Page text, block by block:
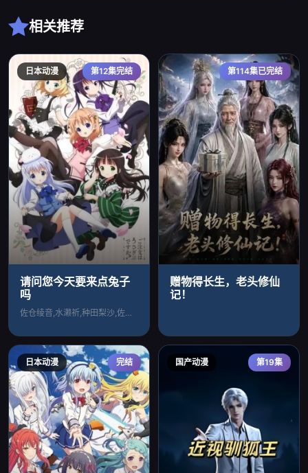
相关推荐
日本动漫 第12集完结
请问您今天要来点兔子
吗
佐仓绫音,水濑祈,种田梨沙,佐藤聪美,内
第114集已完结
赠物得长生，老头修仙
记！
日本动漫 完结 国产动漫 第19集